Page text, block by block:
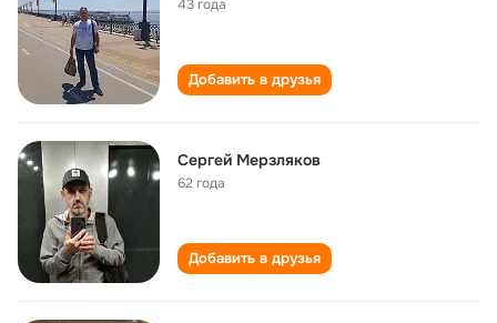
43 года
Добавить в друзья
Сергей Мерзляков
62 года
Добавить в друзья